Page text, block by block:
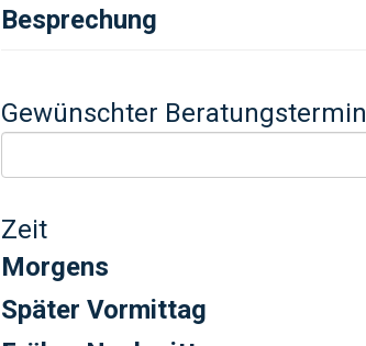
Besprechung
Gewünschter Beratungstermin
Zeit
Morgens
Später Vormittag